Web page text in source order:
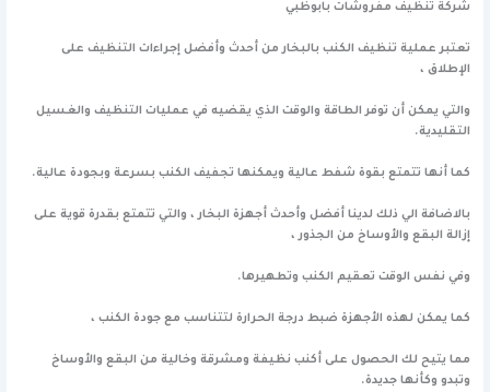
شركة تنظيف مفروشات بابوظبي
تعتبر عملية تنظيف الكنب بالبخار من أحدث وأفضل إجراءات التنظيف على
الإطلاق ،
والتي يمكن أن توفر الطاقة والوقت الذي يقضيه في عمليات التنظيف والغسيل
التقليدية.
كما أنها تتمتع بقوة شفط عالية ويمكنها تجفيف الكنب بسرعة وبجودة عالية.
بالاضافة الي ذلك لدينا أفضل وأحدث أجهزة البخار ، والتي تتمتع بقدرة قوية على
إزالة البقع والأوساخ من الجذور ،
وفي نفس الوقت تعقيم الكنب وتطهيرها.
كما يمكن لهذه الأجهزة ضبط درجة الحرارة لتتناسب مع جودة الكنب ،
مما يتيح لك الحصول على أكنب نظيفة ومشرقة وخالية من البقع والأوساخ
وتبدو وكأنها جديدة.